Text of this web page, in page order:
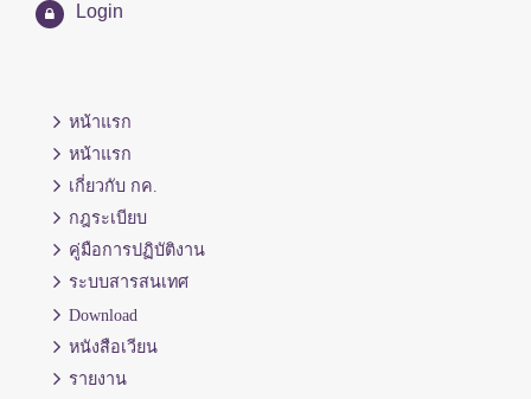
Login
หน้าแรก
หน้าแรก
เกี่ยวกับ กค.
กฎระเบียบ
คู่มือการปฏิบัติงาน
ระบบสารสนเทศ
Download
หนังสือเวียน
รายงาน